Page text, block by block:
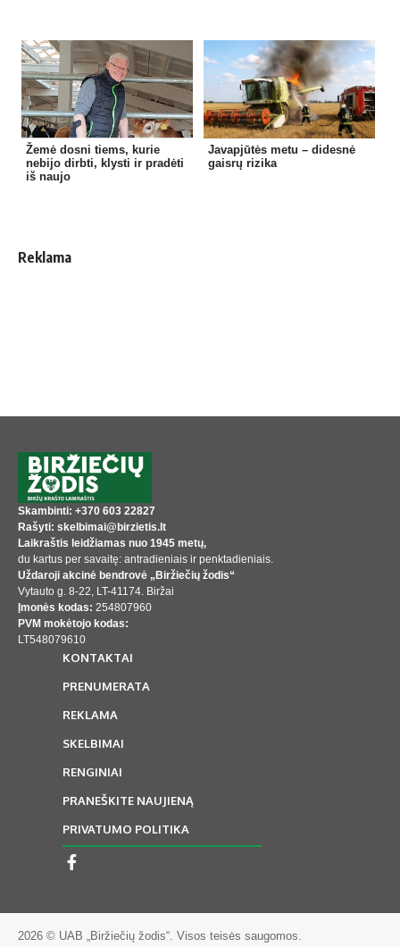
Žemė dosni tiems, kurie
nebijo dirbti, klysti ir pradėti
iš naujo
Javapjūtės metu – didesnė
gaisrų rizika
Reklama
Skambinti: +370 603 22827
Rašyti: skelbimai@birzietis.lt
Laikraštis leidžiamas nuo 1945 metų,
du kartus per savaitę: antradieniais ir penktadieniais.
Uždaroji akcinė bendrovė „Biržiečių žodis“
Vytauto g. 8-22, LT-41174. Biržai
Įmonės kodas: 254807960
PVM mokėtojo kodas:
LT548079610
KONTAKTAI
PRENUMERATA
REKLAMA
SKELBIMAI
RENGINIAI
PRANEŠKITE NAUJIENĄ
PRIVATUMO POLITIKA
2026 © UAB „Biržiečių žodis“. Visos teisės saugomos.